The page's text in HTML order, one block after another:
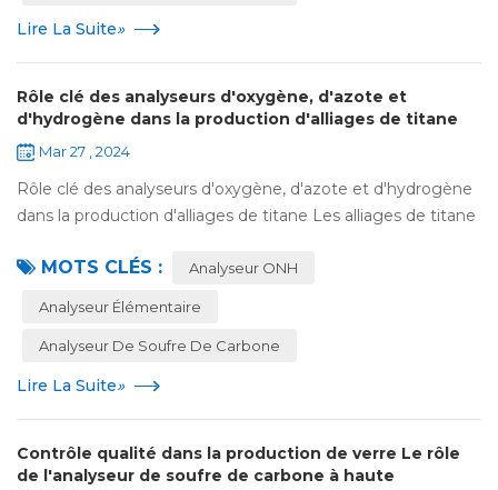
Lire La Suite»
Rôle clé des analyseurs d'oxygène, d'azote et
d'hydrogène dans la production d'alliages de titane
Mar 27 , 2024
Rôle clé des analyseurs d'oxygène, d'azote et d'hydrogène
dans la production d'alliages de titane Les alliages de titane
dotés d'une excellen...
MOTS CLÉS : Analyseur ONH
Analyseur Élémentaire
Analyseur De Soufre De Carbone
Lire La Suite»
Contrôle qualité dans la production de verre Le rôle
de l'analyseur de soufre de carbone à haute